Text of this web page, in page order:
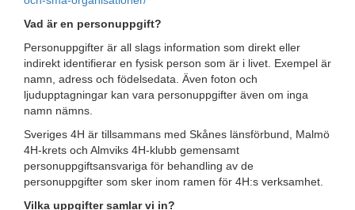
Vad är en personuppgift?
Personuppgifter är all slags information som direkt eller
indirekt identifierar en fysisk person som är i livet. Exempel är
namn, adress och födelsedata. Även foton och
ljudupptagningar kan vara personuppgifter även om inga
namn nämns.
Sveriges 4H är tillsammans med Skånes länsförbund, Malmö
4H-krets och Almviks 4H-klubb gemensamt
personuppgiftsansvariga för behandling av de
personuppgifter som sker inom ramen för 4H:s verksamhet.
Vilka uppgifter samlar vi in?